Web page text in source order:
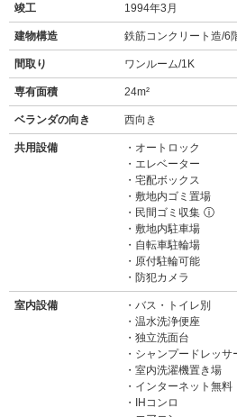
竣工 1994年3月
建物構造 鉄筋コンクリート造/6
間取り ワンルーム/1K
専有面積 24m²
ベランダの向き 西向き
共用設備
オートロック
エレベーター
宅配ボックス
敷地内ゴミ置場
民間ゴミ収集 ⓘ
敷地内駐車場
自転車駐輪場
原付駐輪可能
防犯カメラ
室内設備
バス・トイレ別
温水洗浄便座
独立洗面台
シャンプードレッサ
室内洗濯機置き場
インターネット無料
IHコンロ